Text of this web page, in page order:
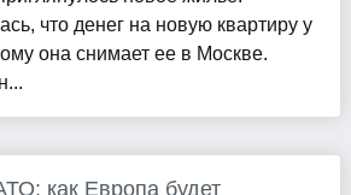
что денег на новую квартиру у
она снимает ее в Москве.
как Европа будет